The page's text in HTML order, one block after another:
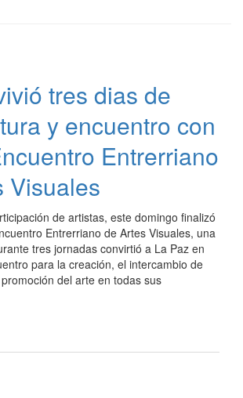
tres dias de
y encuentro con
Entrerriano
Visuales
de artistas, este domingo finalizó
Entrerriano de Artes Visuales, una
tres jornadas convirtió a La Paz en
para la creación, el intercambio de
del arte en todas sus